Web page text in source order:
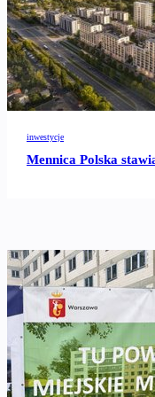
inwestycje
Mennica Polska